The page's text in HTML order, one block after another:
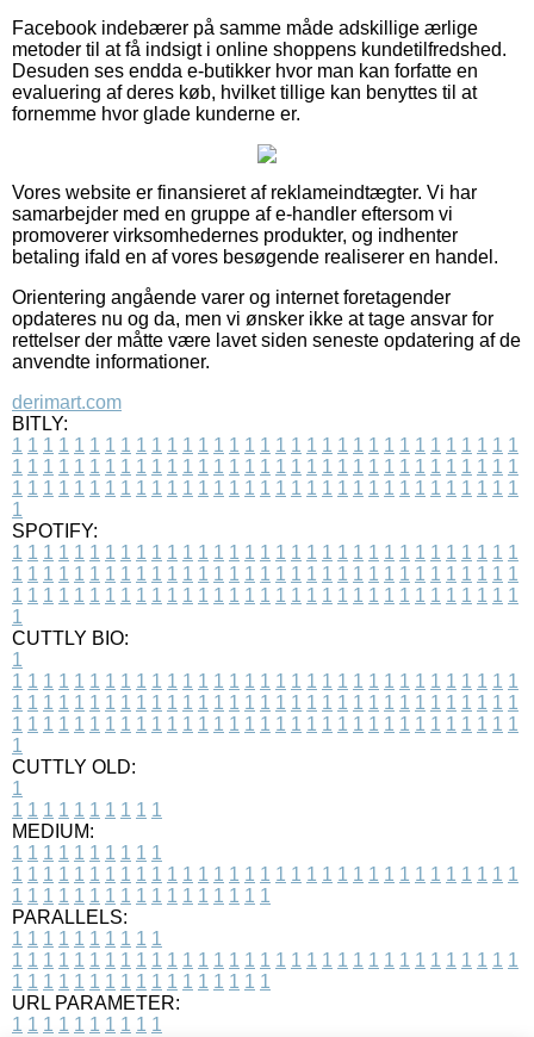
Facebook indebærer på samme måde adskillige ærlige
metoder til at få indsigt i online shoppens kundetilfredshed.
Desuden ses endda e-butikker hvor man kan forfatte en
evaluering af deres køb, hvilket tillige kan benyttes til at
fornemme hvor glade kunderne er.
Vores website er finansieret af reklameindtægter. Vi har
samarbejder med en gruppe af e-handler eftersom vi
promoverer virksomhedernes produkter, og indhenter
betaling ifald en af vores besøgende realiserer en handel.
Orientering angående varer og internet foretagender
opdateres nu og da, men vi ønsker ikke at tage ansvar for
rettelser der måtte være lavet siden seneste opdatering af de
anvendte informationer.
derimart.com
BITLY:
1 1 1 1 1 1 1 1 1 1 1 1 1 1 1 1 1 1 1 1 1 1 1 1 1 1 1 1 1 1 1 1 1
1 1 1 1 1 1 1 1 1 1 1 1 1 1 1 1 1 1 1 1 1 1 1 1 1 1 1 1 1 1 1 1 1
1 1 1 1 1 1 1 1 1 1 1 1 1 1 1 1 1 1 1 1 1 1 1 1 1 1 1 1 1 1 1 1 1
1
SPOTIFY:
1 1 1 1 1 1 1 1 1 1 1 1 1 1 1 1 1 1 1 1 1 1 1 1 1 1 1 1 1 1 1 1 1
1 1 1 1 1 1 1 1 1 1 1 1 1 1 1 1 1 1 1 1 1 1 1 1 1 1 1 1 1 1 1 1 1
1 1 1 1 1 1 1 1 1 1 1 1 1 1 1 1 1 1 1 1 1 1 1 1 1 1 1 1 1 1 1 1 1
1
CUTTLY BIO:
1
1 1 1 1 1 1 1 1 1 1 1 1 1 1 1 1 1 1 1 1 1 1 1 1 1 1 1 1 1 1 1 1 1
1 1 1 1 1 1 1 1 1 1 1 1 1 1 1 1 1 1 1 1 1 1 1 1 1 1 1 1 1 1 1 1 1
1 1 1 1 1 1 1 1 1 1 1 1 1 1 1 1 1 1 1 1 1 1 1 1 1 1 1 1 1 1 1 1 1
1
CUTTLY OLD:
1
1 1 1 1 1 1 1 1 1 1
MEDIUM:
1 1 1 1 1 1 1 1 1 1
1 1 1 1 1 1 1 1 1 1 1 1 1 1 1 1 1 1 1 1 1 1 1 1 1 1 1 1 1 1 1 1 1
1 1 1 1 1 1 1 1 1 1 1 1 1 1 1 1 1
PARALLELS:
1 1 1 1 1 1 1 1 1 1
1 1 1 1 1 1 1 1 1 1 1 1 1 1 1 1 1 1 1 1 1 1 1 1 1 1 1 1 1 1 1 1 1
1 1 1 1 1 1 1 1 1 1 1 1 1 1 1 1 1
URL PARAMETER:
1 1 1 1 1 1 1 1 1 1